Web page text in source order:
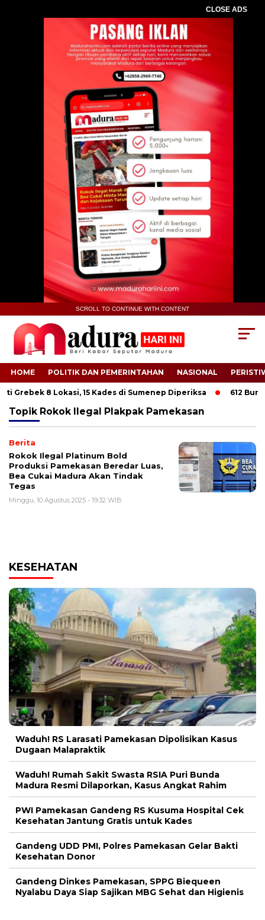
CLOSE ADS
SCROLL TO CONTINUE WITH CONTENT
HOME POLITIK DAN PEMERINTAHAN NASIONAL
8 Lokasi, 15 Kades di Sumenep Diperiksa 612 Buruh
Topik Rokok Ilegal Plakpak Pamekasan
Berita
Rokok Ilegal Platinum Bold
Produksi Pamekasan Beredar Luas,
Bea Cukai Madura Akan Tindak
Tegas
Minggu, 10 Agustus 2025 - 19:32 WIB
KESEHATAN
Waduh! RS Larasati Pamekasan Dipolisikan Kasus
Dugaan Malapraktik
Waduh! Rumah Sakit Swasta RSIA Puri Bunda
Madura Resmi Dilaporkan, Kasus Angkat Rahim
PWI Pamekasan Gandeng RS Kusuma Hospital Cek
Kesehatan Jantung Gratis untuk Kades
Gandeng UDD PMI, Polres Pamekasan Gelar Bakti
Kesehatan Donor
Gandeng Dinkes Pamekasan, SPPG Biequeen
Nyalabu Daya Siap Sajikan MBG Sehat dan Higienis